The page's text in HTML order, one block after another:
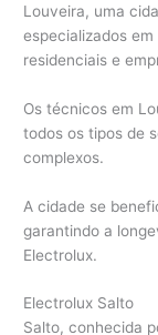
Louveira, uma
especializados
residenciais e
Os técnicos em
todos os tipos de
complexos.
A cidade se
garantindo a
Electrolux.
Electrolux Salto
Salto, conhecida